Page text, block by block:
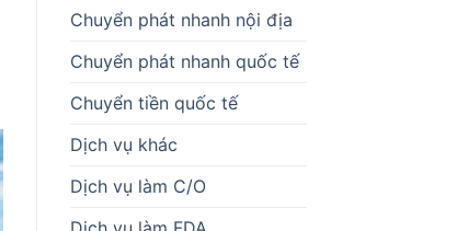
Chuyển phát nhanh nội địa
Chuyển phát nhanh quốc tế
Chuyển tiền quốc tế
Dịch vụ khác
Dịch vụ làm C/O